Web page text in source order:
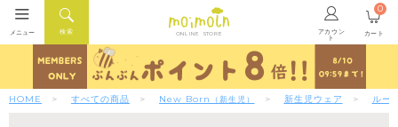
ONLINE STORE アカウン
ト
検索
メニュー カート
0
HOME すべての商品 New Born （新生児） 新生児ウェア ルー